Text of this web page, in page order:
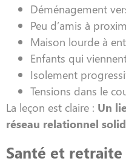
Déménagement
Peu d’amis à
Maison lourde à
Enfants qui
Isolement
Tensions dans le
La leçon est claire : Un
réseau relationnel
Santé et